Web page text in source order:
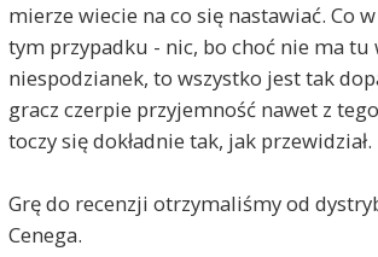
mierze wiecie na co się nastawiać. Co w
tym przypadku - nic, bo choć nie ma tu
niespodzianek, to wszystko jest tak
gracz czerpie przyjemność nawet z
toczy się dokładnie tak, jak przewidział.
Grę do recenzji otrzymaliśmy od
Cenega.